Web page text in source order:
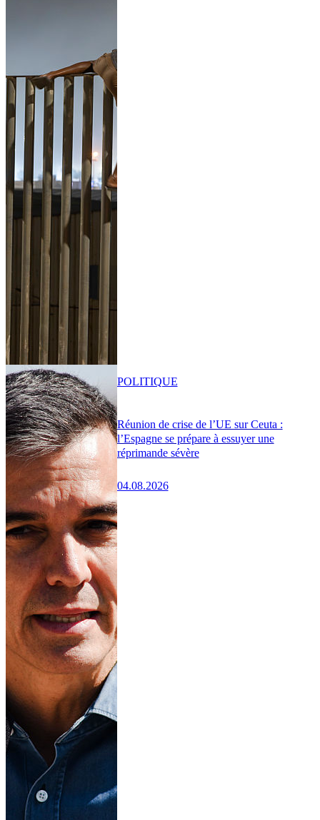
Réunion de crise de l’UE sur Ceuta :
l’Espagne se prépare à essuyer une
réprimande sévère
04.08.2026
POLITIQUE